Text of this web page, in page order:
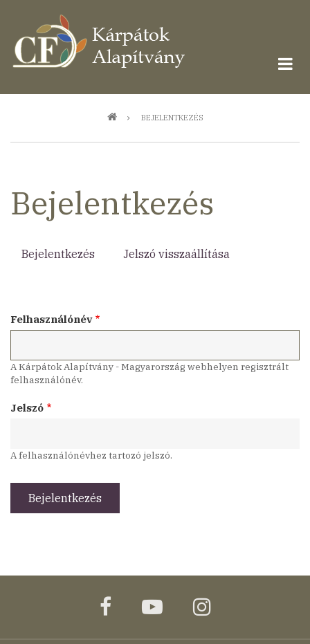
tartalomra
BEJELENTKEZÉS
Bejelentkezés
Bejelentkezés (aktívJelszó visszaállítása
Felhasználónév
A Kárpátok Alapítvány - Magyarország webhelyen regisztrált
felhasználónév.
Jelszó
A felhasználónévhez tartozó jelszó.
facebookyoutubeinstagram